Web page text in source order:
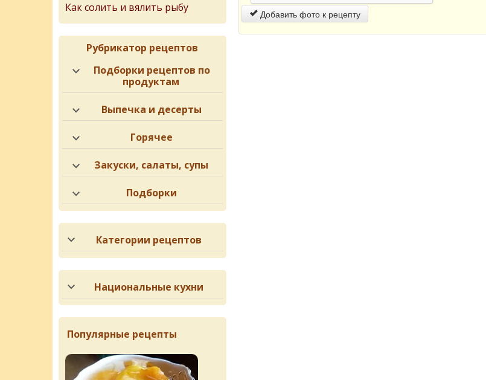
Добавить фото к рецепту
Как солить и вялить рыбу
Рубрикатор рецептов
Подборки рецептов по
продуктам
Выпечка и десерты
Горячее
Закуски, салаты, супы
Подборки
Категории рецептов
Национальные кухни
Популярные рецепты